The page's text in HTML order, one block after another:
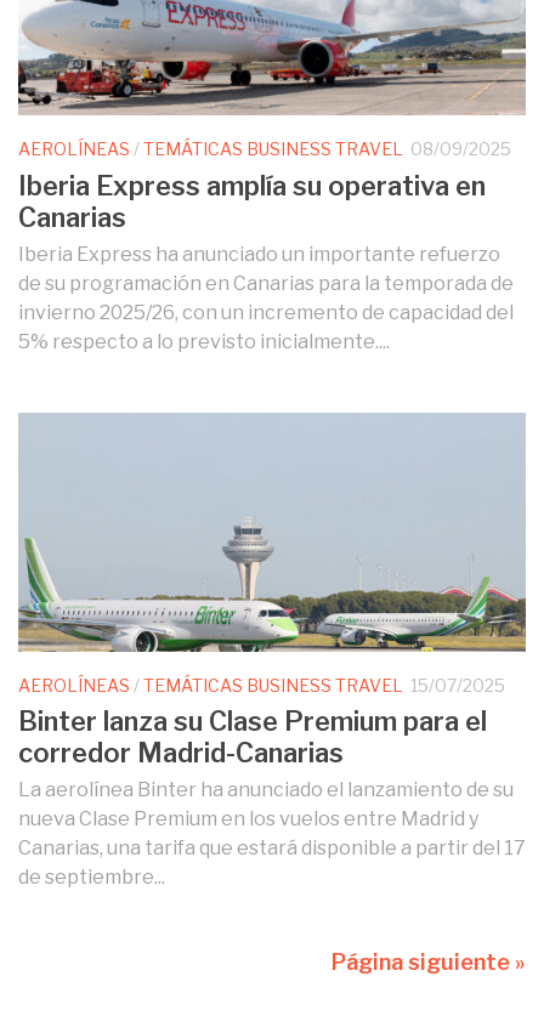
AEROLÍNEAS /TEMÁTICAS BUSINESS TRAVEL 08/09/2025
Iberia Express amplía su operativa en
Canarias
Iberia Express ha anunciado un importante refuerzo
de su programación en Canarias para la temporada de
invierno 2025/26, con un incremento de capacidad del
5% respecto a lo previsto inicialmente....
AEROLÍNEAS /TEMÁTICAS BUSINESS TRAVEL 15/07/2025
Binter lanza su Clase Premium para el
corredor Madrid-Canarias
La aerolínea Binter ha anunciado el lanzamiento de su
nueva Clase Premium en los vuelos entre Madrid y
Canarias, una tarifa que estará disponible a partir del 17
de septiembre...
Página siguiente »